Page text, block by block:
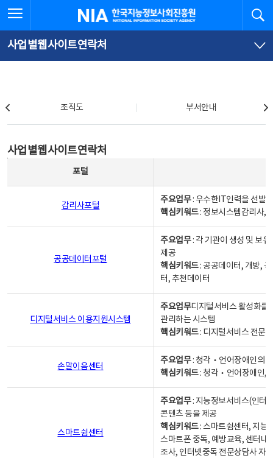
문
로
가
체
뉴
바
가
한국지능정보사회진흥원
사업별웹사이트연락처
조직도 부서안내
사업별웹사이트연락처
포털
감리사포털
주요업무: 우수한IT인력을 선발
핵심키워드: 정보시스템감리사,
공공데이터포털
주요업무: 각 기관이 생성 및 보
제공
핵심키워드: 공공데이터, 개방,
터, 추천데이터
디지털서비스 이용지원시스템
주요업무디지털서비스 활성화를
관리하는 시스템
핵심키워드: 디지털서비스 전문
손말이음센터
주요업무: 청각‧언어장애인의
핵심키워드: 청각‧언어장애인,
스마트쉼센터
주요업무: 지능정보서비스(인터
콘텐츠 등을 제공
핵심키워드: 스마트쉼센터, 지능
스마트폰 중독, 예방교육, 센터내
조사, 인터넷중독 전문상담사 자